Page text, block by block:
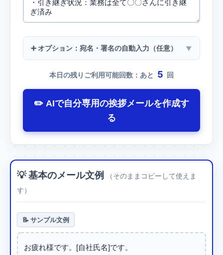
➕ オプション：宛名・署名の自動入力（任意）
本日の残りご利用可能回数：あと 5 回
✏️ AIで自分専用の挨拶メールを作成す
る
💡 基本のメール文例
（そのままコピーして使えま
す）
📝 サンプル文例
お疲れ様です。[自社氏名]です。